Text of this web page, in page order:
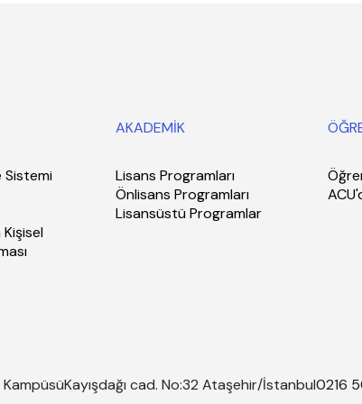
Sistemi
AKADEMİK
Lisans Programları
Önlisans Programları
Lisansüstü Programlar
KampüsüKayışdağı cad. No:32 Ataşehir/İstanbul0216